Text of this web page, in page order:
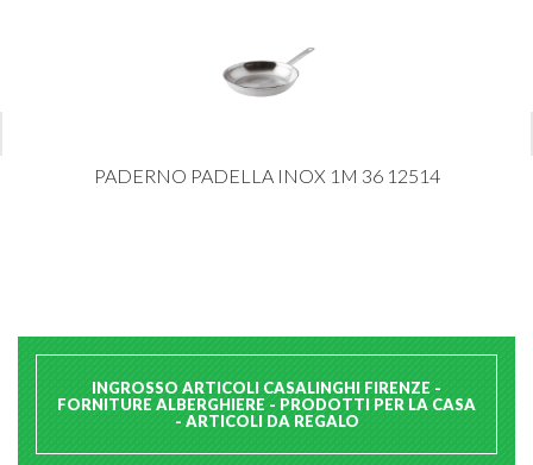
PADERNO PADELLA INOX 1M 36 12514
INGROSSO ARTICOLI CASALINGHI FIRENZE -
FORNITURE ALBERGHIERE - PRODOTTI PER LA CASA
- ARTICOLI DA REGALO